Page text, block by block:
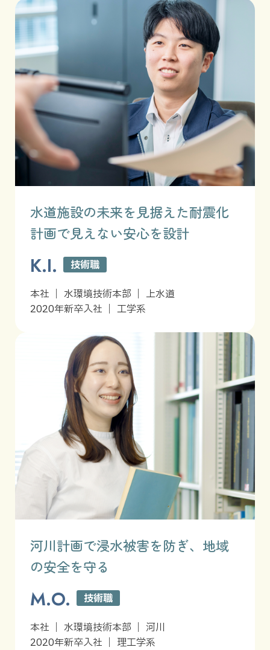
水道施設の未来を見据えた耐震化
計画で見えない安心を設計
K.I.
技術職
本社 ｜ 水環境技術本部 ｜ 上水道
2020年新卒入社 ｜ 工学系
河川計画で浸水被害を防ぎ、地域
の安全を守る
M.O.
技術職
本社 ｜ 水環境技術本部 ｜ 河川
2020年新卒入社 ｜ 理工学系